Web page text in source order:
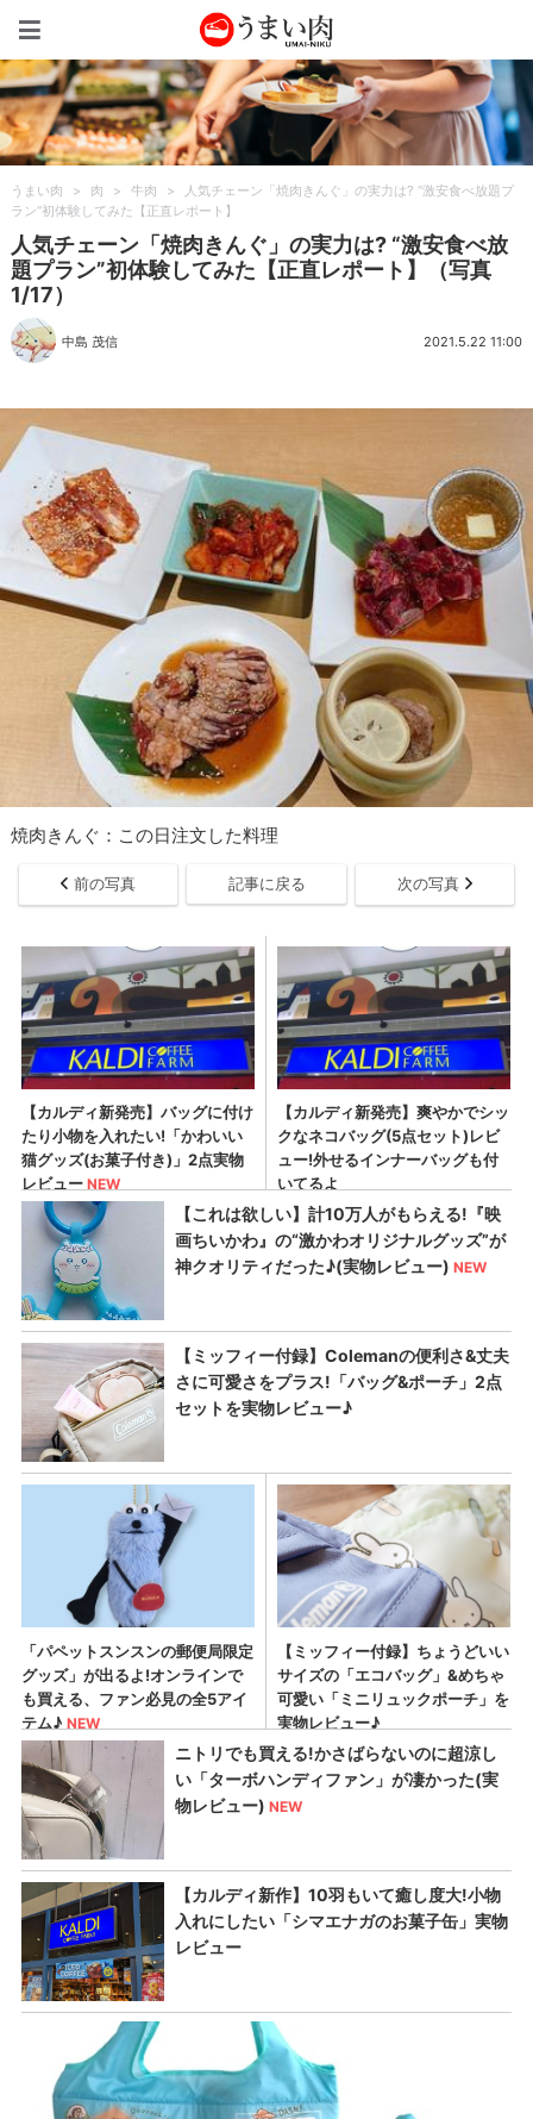
うまい肉 > 肉 > 牛肉 >
人気チェーン「焼肉きんぐ」の実力は? “激安食べ放題プ
ラン”初体験してみた【正直レポート】
人気チェーン「焼肉きんぐ」の実力は? “激安食べ放
題プラン”初体験してみた【正直レポート】（写真
1/17）
中島 茂信 2021.5.22 11:00
焼肉きんぐ：この日注文した料理
前の写真 記事に戻る 次の写真